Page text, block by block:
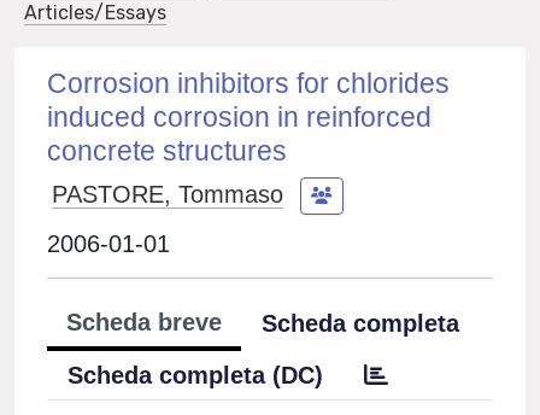
Articles/Essays
Corrosion inhibitors for chlorides
induced corrosion in reinforced
concrete structures
PASTORE, Tommaso
2006-01-01
Scheda breve
Scheda completa
Scheda completa (DC)